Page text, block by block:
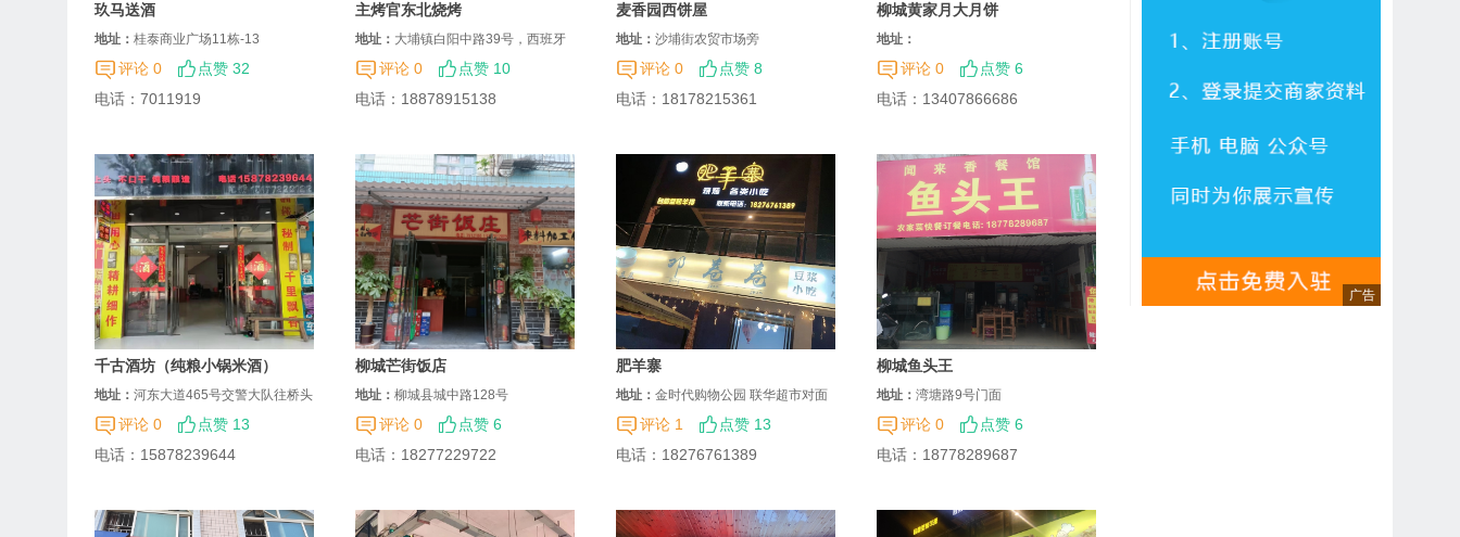
玖马送酒
地址： 桂泰商业广场11栋-13
评论 0
点赞 32
电话： 7011919
主烤官东北烧烤
地址： 大埔镇白阳中路39号，西班牙
名园招商处隔壁
评论 0
点赞 10
电话： 18878915138
麦香园西饼屋
地址： 沙埔街农贸市场旁
评论 0
点赞 8
电话： 18178215361
柳城黄家月大月饼
地址：
评论 0
点赞 6
电话： 13407866686
千古酒坊（纯粮小锅米酒）
地址： 河东大道465号交警大队往桥头
方向走200米（凯馨宾馆旁）
评论 0
点赞 13
电话： 15878239644
柳城芒街饭店
地址： 柳城县城中路128号
评论 0
点赞 6
电话： 18277229722
肥羊寨
地址： 金时代购物公园 联华超市对面
三楼 肥羊寨
评论 1
点赞 13
电话： 18276761389
柳城鱼头王
地址： 湾塘路9号门面
评论 0
点赞 6
电话： 18778289687